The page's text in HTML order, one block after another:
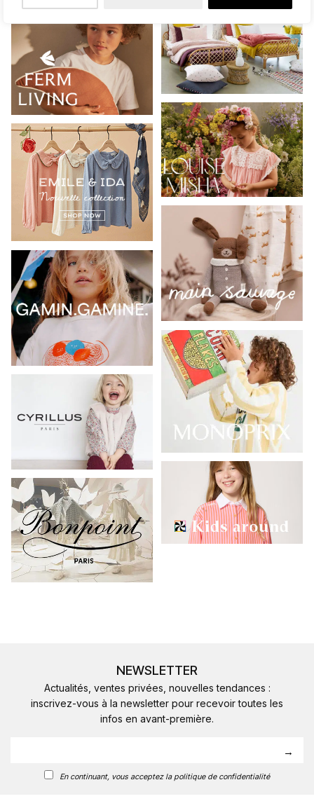
NEWSLETTER
Actualités, ventes privées, nouvelles tendances :
inscrivez-vous à la newsletter pour recevoir toutes les
infos en avant-première.
En continuant, vous acceptez la politique de confidentialité